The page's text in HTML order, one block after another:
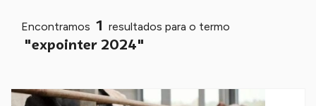
Encontramos 1 resultados para o termo
"expointer 2024"